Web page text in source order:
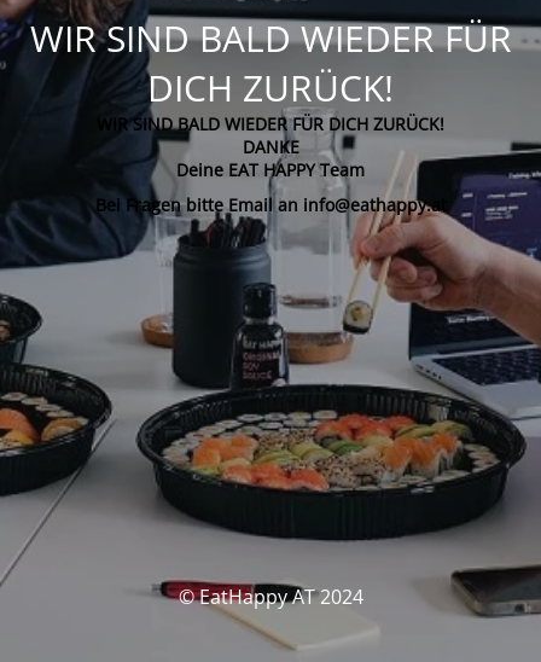
WIR SIND BALD WIEDER FÜR
DICH ZURÜCK!
WIR SIND BALD WIEDER FÜR DICH ZURÜCK!
DANKE
Deine EAT HAPPY Team
Bei Fragen bitte Email an info@eathappy.at
© EatHappy AT 2024